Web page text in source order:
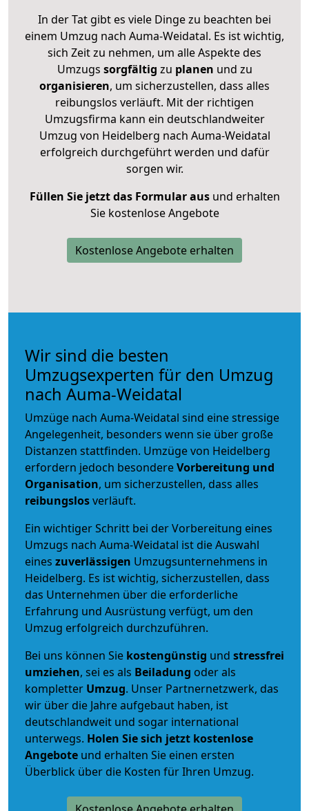
In der Tat gibt es viele Dinge zu beachten bei
einem Umzug nach Auma-Weidatal. Es ist wichtig,
sich Zeit zu nehmen, um alle Aspekte des
Umzugs sorgfältig zu planen und zu
organisieren, um sicherzustellen, dass alles
reibungslos verläuft. Mit der richtigen
Umzugsfirma kann ein deutschlandweiter
Umzug von Heidelberg nach Auma-Weidatal
erfolgreich durchgeführt werden und dafür
sorgen wir.
Füllen Sie jetzt das Formular ausund erhalten
Sie kostenlose Angebote
Kostenlose Angebote erhalten
Wir sind die besten
Umzugsexperten für den Umzug
nach Auma-Weidatal
Umzüge nach Auma-Weidatal sind eine stressige
Angelegenheit, besonders wenn sie über große
Distanzen stattfinden. Umzüge von Heidelberg
erfordern jedoch besondereVorbereitung und
Organisation, um sicherzustellen, dass alles
reibungslosverläuft.
Ein wichtiger Schritt bei der Vorbereitung eines
Umzugs nach Auma-Weidatal ist die Auswahl
eines zuverlässigen Umzugsunternehmens in
Heidelberg. Es ist wichtig, sicherzustellen, dass
das Unternehmen über die erforderliche
Erfahrung und Ausrüstung verfügt, um den
Umzug erfolgreich durchzuführen.
Bei uns können Sie kostengünstig und stressfrei
umziehen, sei es als Beiladung oder als
kompletter Umzug. Unser Partnernetzwerk, das
wir über die Jahre aufgebaut haben, ist
deutschlandweit und sogar international
unterwegs. Holen Sie sich jetzt kostenlose
Angebote und erhalten Sie einen ersten
Überblick über die Kosten für Ihren Umzug.